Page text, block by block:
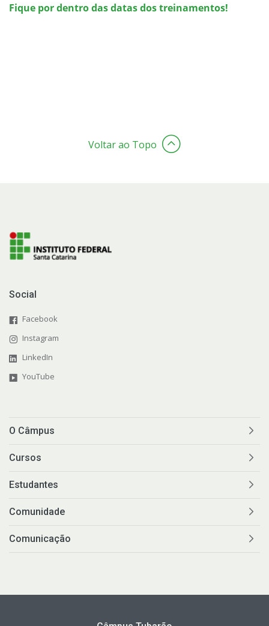
Fique por dentro das datas dos treinamentos!
Voltar ao Topo
Social
Facebook
Instagram
LinkedIn
YouTube
O Câmpus
Cursos
Estudantes
Comunidade
Comunicação